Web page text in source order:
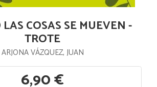
COSAS SE MUEVEN -
TROTE
ARJONA VÁZQUEZ, JUAN
6,90 €